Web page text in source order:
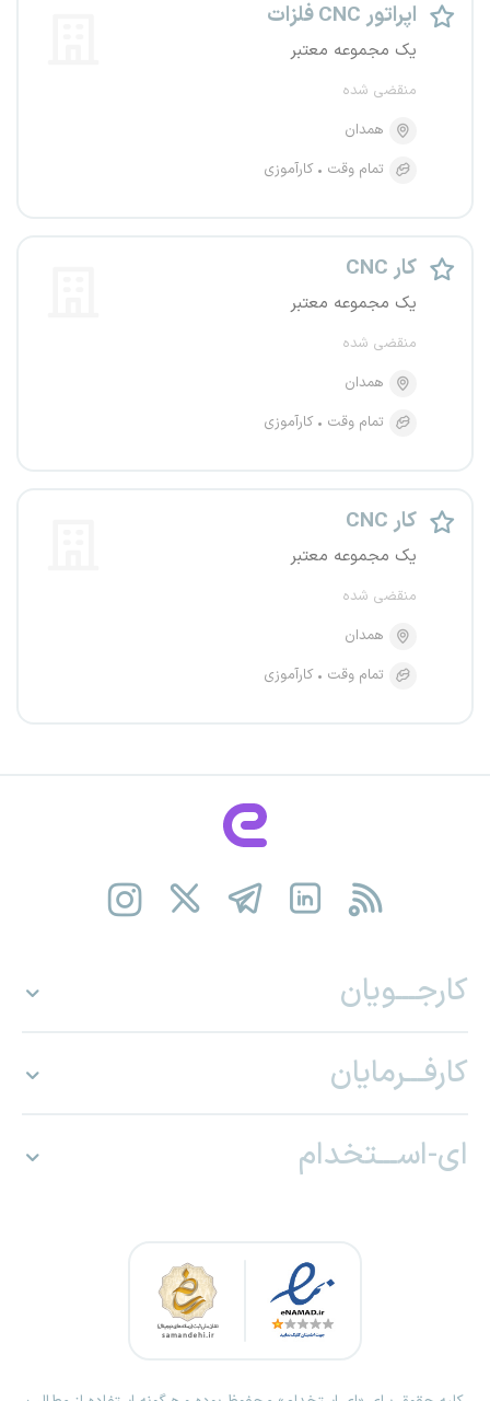
اپراتور CNC فلزات
یک مجموعه معتبر
منقضی شده
همدان
تمام وقت
کارآموزی
CNC کار
یک مجموعه معتبر
منقضی شده
همدان
تمام وقت
کارآموزی
CNC کار
یک مجموعه معتبر
منقضی شده
همدان
تمام وقت
کارآموزی
کارجـــویان
کارفـــرمایان
ای-اســـتخدام